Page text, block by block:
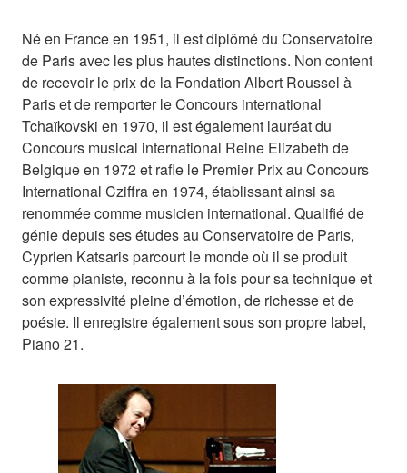
Né en France en 1951, il est diplômé du Conservatoire
de Paris avec les plus hautes distinctions. Non content
de recevoir le prix de la Fondation Albert Roussel à
Paris et de remporter le Concours international
Tchaïkovski en 1970, il est également lauréat du
Concours musical international Reine Elizabeth de
Belgique en 1972 et rafle le Premier Prix au Concours
International Cziffra en 1974, établissant ainsi sa
renommée comme musicien international. Qualifié de
génie depuis ses études au Conservatoire de Paris,
Cyprien Katsaris parcourt le monde où il se produit
comme pianiste, reconnu à la fois pour sa technique et
son expressivité pleine d’émotion, de richesse et de
poésie. Il enregistre également sous son propre label,
Piano 21.